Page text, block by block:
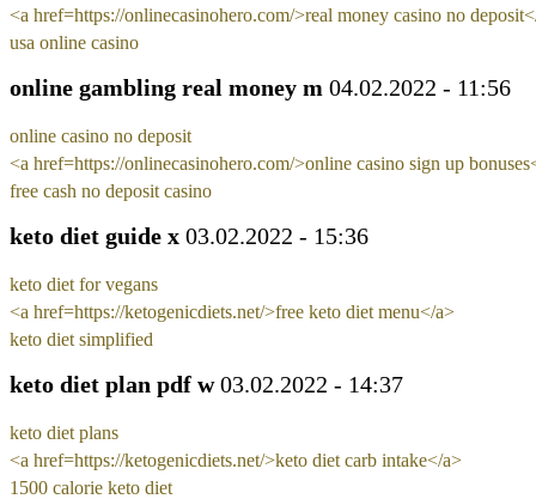
<a href=https://onlinecasinohero.com/>real money casino no
usa online casino
online gambling real money m 04.02.2022 - 11:56
online casino no deposit
<a href=https://onlinecasinohero.com/>online casino sign up
free cash no deposit casino
keto diet guide x 03.02.2022 - 15:36
keto diet for vegans
<a href=https://ketogenicdiets.net/>free keto diet menu</a>
keto diet simplified
keto diet plan pdf w 03.02.2022 - 14:37
keto diet plans
<a href=https://ketogenicdiets.net/>keto diet carb intake</a>
1500 calorie keto diet